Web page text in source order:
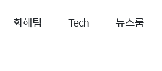
화해팀 Tech 뉴스룸